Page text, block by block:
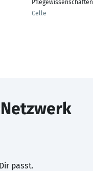
Pflegewissenschaften
Celle
Netzwerk
passt.